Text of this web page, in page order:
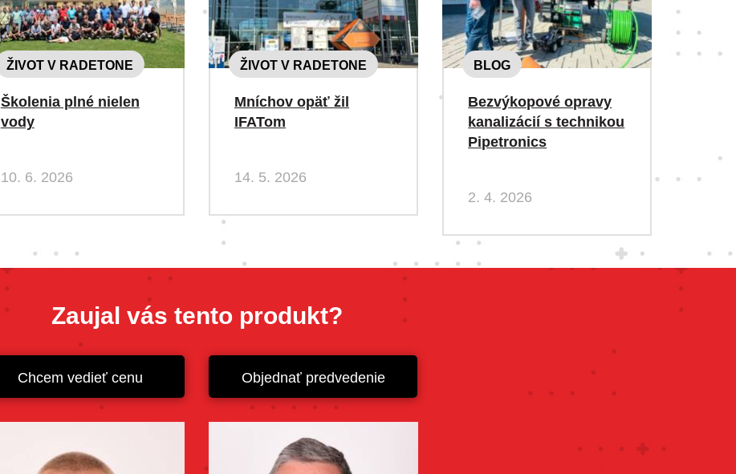
ŽIVOT V RADETONE
Školenia plné nielen
vody
10. 6. 2026
ŽIVOT V RADETONE
Mníchov opäť žil
IFATom
14. 5. 2026
BLOG
Bezvýkopové opravy
kanalizácií s technikou
Pipetronics
2. 4. 2026
Zaujal vás tento produkt?
Chcem vedieť cenu Objednať predvedenie